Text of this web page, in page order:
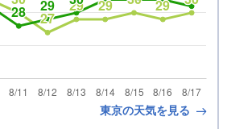
東京の天気を見る